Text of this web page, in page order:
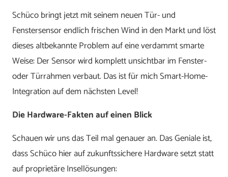
Schüco bringt jetzt mit seinem neuen Tür- und
Fenstersensor endlich frischen Wind in den Markt und löst
dieses altbekannte Problem auf eine verdammt smarte
Weise: Der Sensor wird komplett unsichtbar im Fenster-
oder Türrahmen verbaut. Das ist für mich Smart-Home-
Integration auf dem nächsten Level!
Die Hardware-Fakten auf einen Blick
Schauen wir uns das Teil mal genauer an. Das Geniale ist,
dass Schüco hier auf zukunftssichere Hardware setzt statt
auf proprietäre Insellösungen: